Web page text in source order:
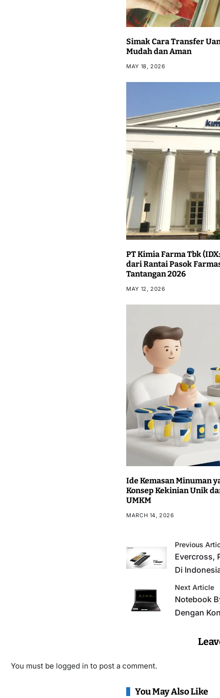
Simak Cara Transfer
Mudah dan Aman
MAY 18, 2026
PT Kimia Farma Tbk
dari Rantai Pasok
Tantangan 2026
MAY 12, 2026
Ide Kemasan Minuman
Konsep Kekinian Unik
UMKM
MARCH 14, 2026
Previous
Evercross,
Di
Next Article
Notebook
Dengan
You must be logged in to post a comment.
You May Also Like